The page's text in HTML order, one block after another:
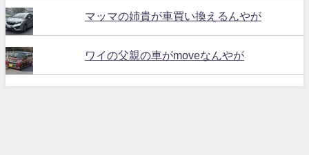
マッマの姉貴が車買い換えるんやが
ワイの父親の車がmoveなんやが